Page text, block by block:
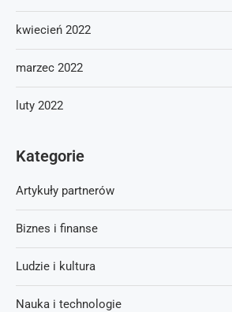
kwiecień 2022
marzec 2022
luty 2022
Kategorie
Artykuły partnerów
Biznes i finanse
Ludzie i kultura
Nauka i technologie